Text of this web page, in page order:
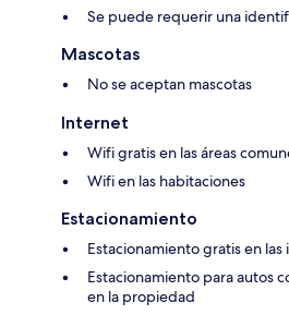
Se puede requerir una
Mascotas
No se aceptan mascotas
Internet
Wifi gratis en las áreas
Wifi en las habitaciones
Estacionamiento
Estacionamiento gratis en las
Estacionamiento para autos
en la propiedad